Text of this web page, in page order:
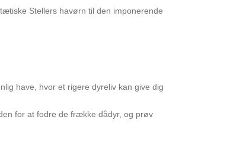
Stellers havørn til den imponerende
have, hvor et rigere dyreliv kan give dig
for at fodre de frække dådyr, og prøv